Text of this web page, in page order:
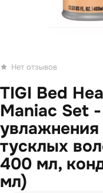
Нет отзывов
TIGI Bed
Maniac Set
увлажнения
тусклых
400 мл,
мл)